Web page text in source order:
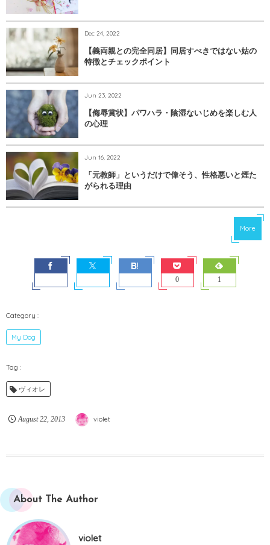
Dec 24, 2022
【義両親との完全同居】同居すべきではない姑の
特徴とチェックポイント
Jun 23, 2022
【侮辱賞状】パワハラ・陰湿ないじめを楽しむ人
の心理
Jun 16, 2022
「元教師」というだけで偉そう、性格悪いと煙た
がられる理由
More
0 1
My Dog
ヴィオレ
August 22, 2013 violet
About The Author
violet